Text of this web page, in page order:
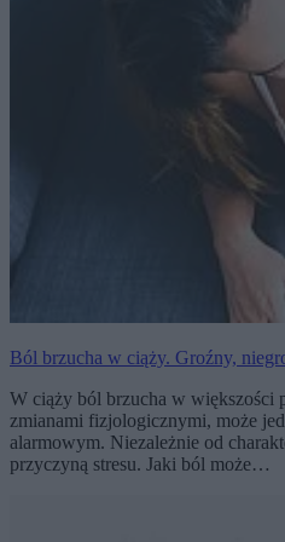
Ból brzucha w ciąży. Groźny,
W ciąży ból brzucha w większości
zmianami fizjologicznymi, może
alarmowym. Niezależnie od
przyczyną stresu. Jaki ból może…